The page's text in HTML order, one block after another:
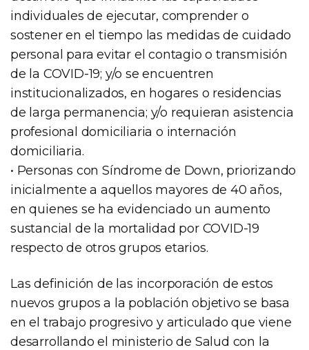
individuales de ejecutar, comprender o
sostener en el tiempo las medidas de cuidado
personal para evitar el contagio o transmisión
de la COVID-19; y/o se encuentren
institucionalizados, en hogares o residencias
de larga permanencia; y/o requieran asistencia
profesional domiciliaria o internación
domiciliaria.
• Personas con Síndrome de Down, priorizando
inicialmente a aquellos mayores de 40 años,
en quienes se ha evidenciado un aumento
sustancial de la mortalidad por COVID-19
respecto de otros grupos etarios.
Las definición de las incorporación de estos
nuevos grupos a la población objetivo se basa
en el trabajo progresivo y articulado que viene
desarrollando el ministerio de Salud con la